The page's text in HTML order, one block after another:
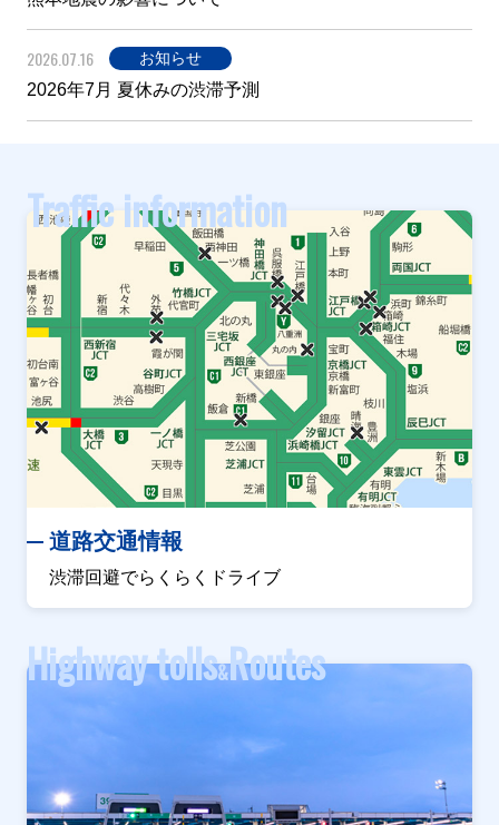
2026.07.16 お知らせ
2026年7月 夏休みの渋滞予測
Traffic information
道路交通情報
渋滞回避でらくらくドライブ
Highway tolls&Routes